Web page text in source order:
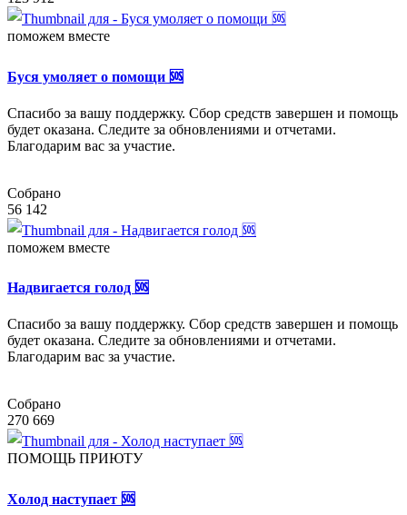
поможем вместе
Буся умоляет о помощи 🆘
Спасибо за вашу поддержку. Сбор средств завершен и помощь
будет оказана. Следите за обновлениями и отчетами.
Благодарим вас за участие.
Собрано
56 142
поможем вместе
Надвигается голод 🆘
Спасибо за вашу поддержку. Сбор средств завершен и помощь
будет оказана. Следите за обновлениями и отчетами.
Благодарим вас за участие.
Собрано
270 669
ПОМОЩЬ ПРИЮТУ
Холод наступает 🆘